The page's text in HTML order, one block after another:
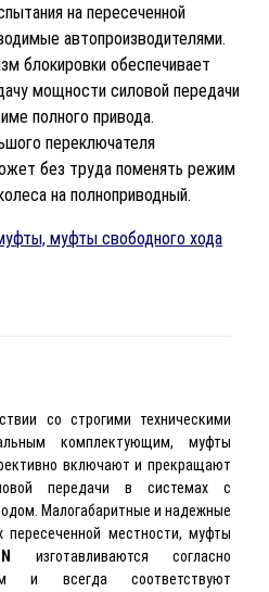
на пересеченной
автопроизводителями.
блокировки обеспечивает
мощности силовой передачи
полного привода.
переключателя
без труда поменять режим
на полноприводный.
муфты свободного хода
со строгими техническими
комплектующим, муфты
включают и прекращают
передачи в системах с
Малогабаритные и надежные
пересеченной местности, муфты
изготавливаются согласно
и всегда соответствуют